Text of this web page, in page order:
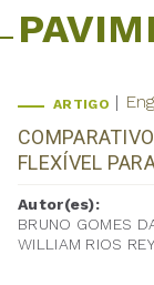
ARTIGO
FLEXÍVEL
Autor(es):
BRUNO GOMES
WILLIAM RIOS